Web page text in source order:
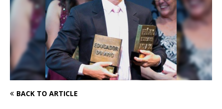
BACK TO ARTICLE